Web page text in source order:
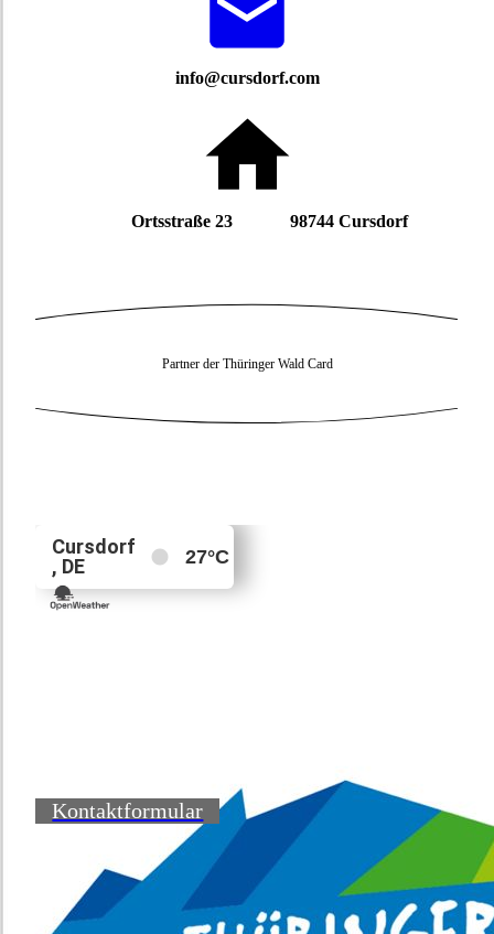
info@cursdorf.com
Ortsstraße 23 98744 Cursdorf
Partner der Thüringer Wald Card
Kontaktformular